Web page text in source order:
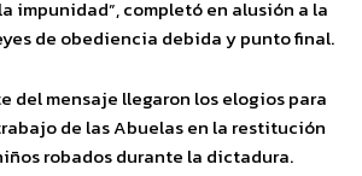
impunidad”, completó en alusión a la
de obediencia debida y punto final.
del mensaje llegaron los elogios para
de las Abuelas en la restitución
robados durante la dictadura.